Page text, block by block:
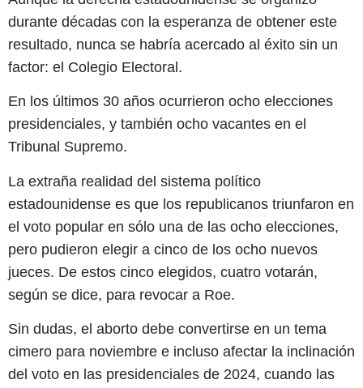
durante décadas con la esperanza de obtener este
resultado, nunca se habría acercado al éxito sin un
factor: el Colegio Electoral.
En los últimos 30 años ocurrieron ocho elecciones
presidenciales, y también ocho vacantes en el
Tribunal Supremo.
La extraña realidad del sistema político
estadounidense es que los republicanos triunfaron en
el voto popular en sólo una de las ocho elecciones,
pero pudieron elegir a cinco de los ocho nuevos
jueces. De estos cinco elegidos, cuatro votarán,
según se dice, para revocar a Roe.
Sin dudas, el aborto debe convertirse en un tema
cimero para noviembre e incluso afectar la inclinación
del voto en las presidenciales de 2024, cuando las